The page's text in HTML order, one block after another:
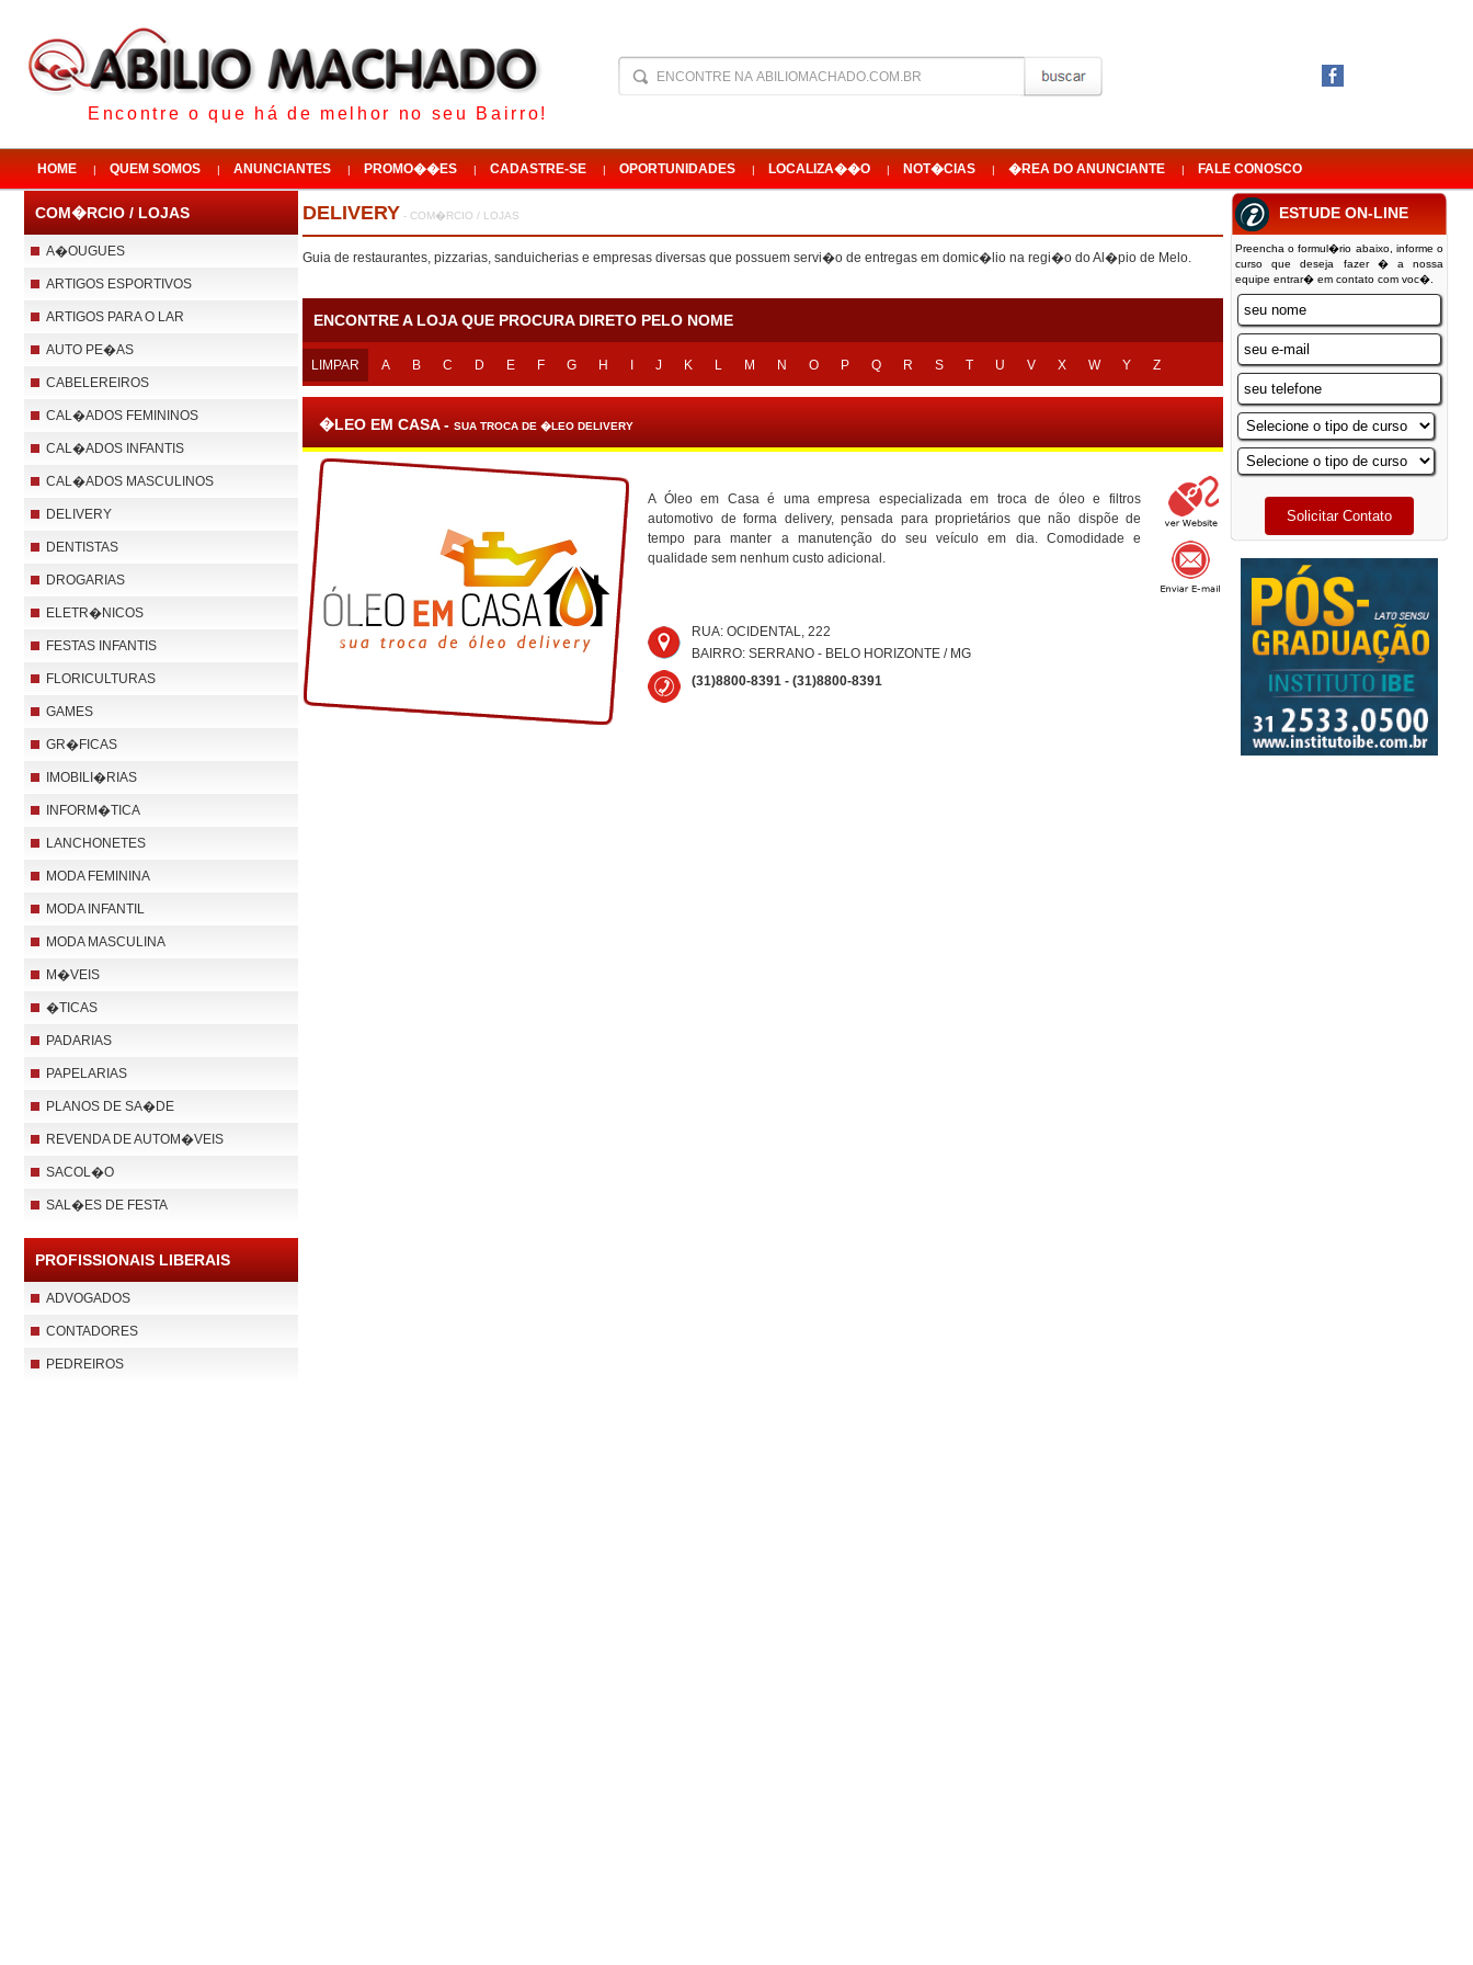
Encontre o que há de melhor no seu Bairro!
HOME | QUEM SOMOS | ANUNCIANTES | PROMO��ES | CADASTRE-SE | OPORTUNIDADES | LOCALIZA��O | NOT�CIAS | �REA DO ANUNCIANTE | FALE CONOSCO
COM�RCIO / LOJAS
A�OUGUES
ARTIGOS ESPORTIVOS
ARTIGOS PARA O LAR
AUTO PE�AS
CABELEREIROS
CAL�ADOS FEMININOS
CAL�ADOS INFANTIS
CAL�ADOS MASCULINOS
DELIVERY
DENTISTAS
DROGARIAS
ELETR�NICOS
FESTAS INFANTIS
FLORICULTURAS
GAMES
GR�FICAS
IMOBILI�RIAS
INFORM�TICA
LANCHONETES
MODA FEMININA
MODA INFANTIL
MODA MASCULINA
M�VEIS
�TICAS
PADARIAS
PAPELARIAS
PLANOS DE SA�DE
REVENDA DE AUTOM�VEIS
SACOL�O
SAL�ES DE FESTA
PROFISSIONAIS LIBERAIS
ADVOGADOS
CONTADORES
PEDREIROS
DELIVERY - COM�RCIO / LOJAS
Guia de restaurantes, pizzarias, sanduicherias e empresas diversas que possuem servi�o de entregas em domic�lio na regi�o do Al�pio de Melo.
ENCONTRE A LOJA QUE PROCURA DIRETO PELO NOME
LIMPAR A B C D E F G H J K L M N O P Q R S T U V X W Y Z
�LEO EM CASA - SUA TROCA DE �LEO DELIVERY
A Óleo em Casa é uma empresa especializada em troca de óleo e filtros
automotivo de forma delivery, pensada para proprietários que não dispõe de
tempo para manter a manutenção do seu veículo em dia. Comodidade e
qualidade sem nenhum custo adicional.
RUA: OCIDENTAL, 222
BAIRRO: SERRANO - BELO HORIZONTE / MG
(31)8800-8391 - (31)8800-8391
ESTUDE ON-LINE
Preencha o formul�rio abaixo, informe o
curso que deseja fazer � a nossa
equipe entrar� em contato com voc�.